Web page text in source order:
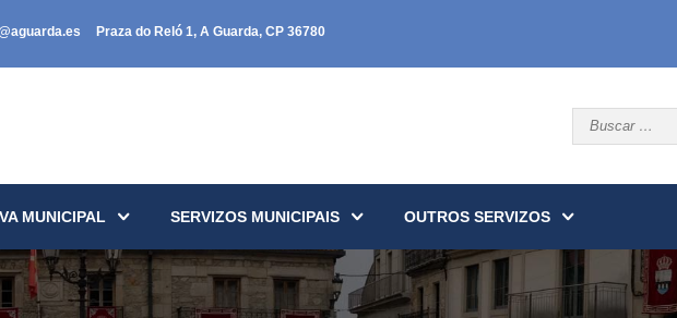
Praza do Reló 1, A Guarda, CP 36780
MUNICIPAL SERVIZOS MUNICIPAIS OUTROS SERVIZOS